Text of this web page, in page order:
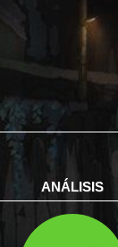
ANÁLISIS